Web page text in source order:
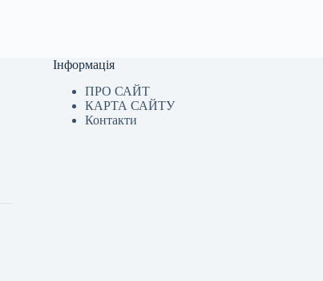
Інформація
ПРО САЙТ
КАРТА САЙТУ
Контакти